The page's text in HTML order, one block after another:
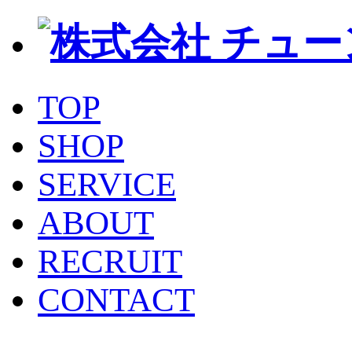
TOP
SHOP
SERVICE
ABOUT
RECRUIT
CONTACT